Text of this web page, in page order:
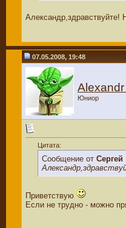
Александр,здравствуйте!
07.05.2008, 19:48
Юниор
Цитата:
Сообщение от Сергей
Приветствую
Если не трудно - можно